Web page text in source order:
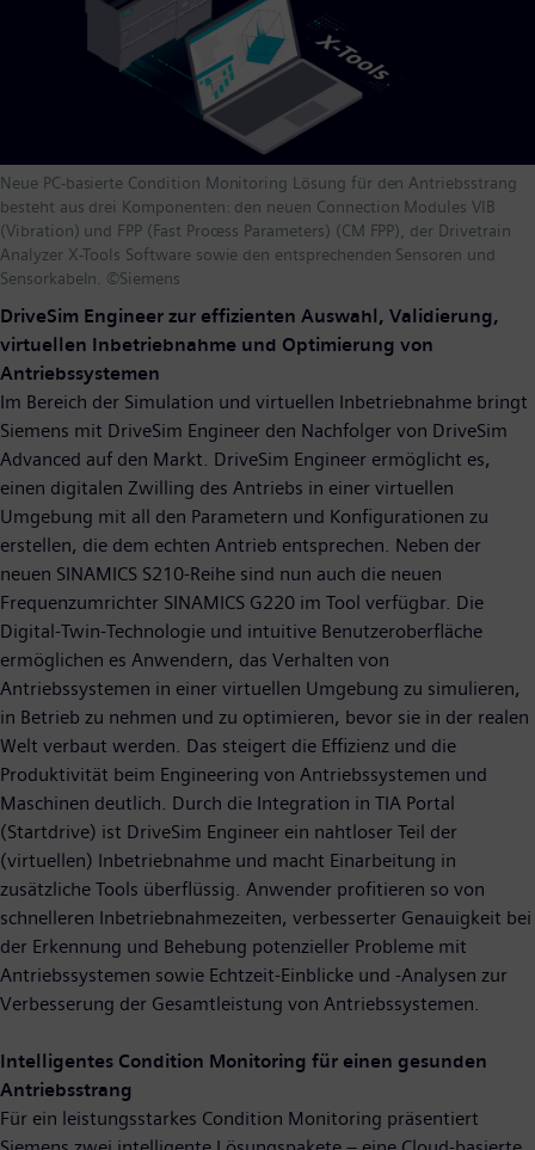
Neue PC-basierte Condition Monitoring Lösung für den Antriebsstrang
besteht aus drei Komponenten: den neuen Connection Modules VIB
(Vibration) und FPP (Fast Process Parameters) (CM FPP), der Drivetrain
Analyzer X-Tools Software sowie den entsprechenden Sensoren und
Sensorkabeln. ©Siemens
DriveSim Engineer zur effizienten Auswahl, Validierung,
virtuellen Inbetriebnahme und Optimierung von
Antriebssystemen
Im Bereich der Simulation und virtuellen Inbetriebnahme bringt
Siemens mit DriveSim Engineer den Nachfolger von DriveSim
Advanced auf den Markt. DriveSim Engineer ermöglicht es,
einen digitalen Zwilling des Antriebs in einer virtuellen
Umgebung mit all den Parametern und Konfigurationen zu
erstellen, die dem echten Antrieb entsprechen. Neben der
neuen SINAMICS S210-Reihe sind nun auch die neuen
Frequenzumrichter SINAMICS G220 im Tool verfügbar. Die
Digital-Twin-Technologie und intuitive Benutzeroberfläche
ermöglichen es Anwendern, das Verhalten von
Antriebssystemen in einer virtuellen Umgebung zu simulieren,
in Betrieb zu nehmen und zu optimieren, bevor sie in der realen
Welt verbaut werden. Das steigert die Effizienz und die
Produktivität beim Engineering von Antriebssystemen und
Maschinen deutlich. Durch die Integration in TIA Portal
(Startdrive) ist DriveSim Engineer ein nahtloser Teil der
(virtuellen) Inbetriebnahme und macht Einarbeitung in
zusätzliche Tools überflüssig. Anwender profitieren so von
schnelleren Inbetriebnahmezeiten, verbesserter Genauigkeit bei
der Erkennung und Behebung potenzieller Probleme mit
Antriebssystemen sowie Echtzeit-Einblicke und -Analysen zur
Verbesserung der Gesamtleistung von Antriebssystemen.
Intelligentes Condition Monitoring für einen gesunden
Antriebsstrang
Für ein leistungsstarkes Condition Monitoring präsentiert